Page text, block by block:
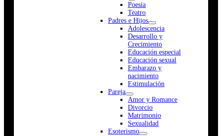
Poesía
Teatro
Padres e Hijos
Adolescencia
Desarrollo y
Crecimiento
Educación especial
Educación sexual
Embarazo y
nacimiento
Estimulación
Pareja
Amor y Romance
Divorcio
Matrimonio
Sexualidad
Esoterismo